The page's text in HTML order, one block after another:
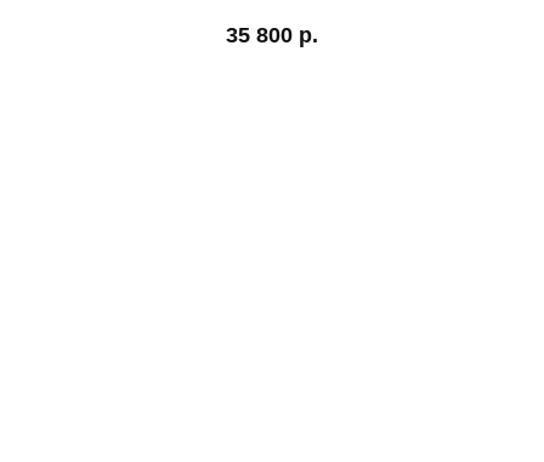
35 800 р.